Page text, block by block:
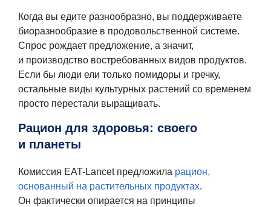
Когда вы едите разнообразно, вы поддерживаете
биоразнообразие в продовольственной системе.
Спрос рождает предложение, а значит,
и производство востребованных видов продуктов.
Если бы люди ели только помидоры и гречку,
остальные виды культурных растений со временем
просто перестали выращивать.
Рацион для здоровья: своего
и планеты
Комиссия EAT-Lancet предложила рацион,
основанный на растительных продуктах.
Он фактически опирается на принципы